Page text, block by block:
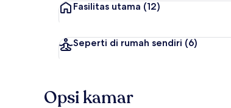
Fasilitas utama (12)
Seperti di rumah sendiri (6)
Opsi kamar